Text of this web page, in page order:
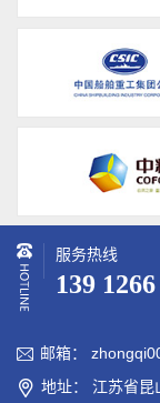
服务热线
139
 邮箱：
 地址： 江苏省昆